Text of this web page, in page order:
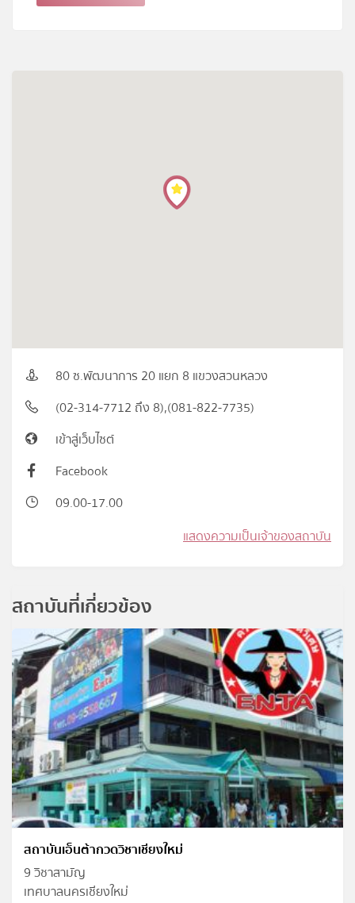
80 ซ.พัฒนาการ 20 แยก 8 แขวงสวนหลวง
(02-314-7712 ถึง 8),(081-822-7735)
เข้าสู่เว็บไซต์
Facebook
09.00-17.00
แสดงความเป็นเจ้าของสถาบัน
สถาบันที่เกี่ยวข้อง
สถาบันเอ็นต้ากวดวิชาเชียงใหม่
9 วิชาสามัญ
เทศบาลนครเชียงใหม่